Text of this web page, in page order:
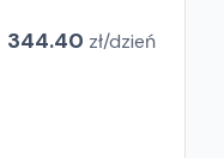
344.40 zł/dzień